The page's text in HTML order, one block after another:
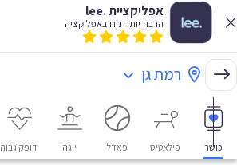
אפליקציית .lee
הרבה יותר נוח באפליקציה
רמת גן
כושר פילאטיס פאדל יוגה דופק גבוה